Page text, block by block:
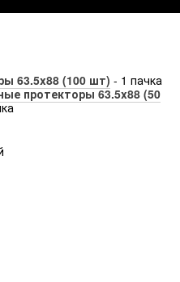
63.5x88 (100 шт) - 1 пачка
протекторы 63.5x88 (50